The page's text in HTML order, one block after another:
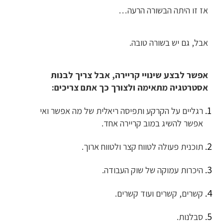
אז זו היתה הבשורה הרעה…
אבל, גם יש בשורה טובה.
אפשר לבצע שינויי קריירה, אבל צריך לבנות
אסטרטגיה מתאימה ולצורך כך אתם צריכים:
רגליים על הקרקע ותפיסה ריאלית של מה אפשר ואי
אפשר להשיג במוב קריירה אחד.
תוכנית פעולה לטווח קצר ולטווח ארוך.
היכרות עמוקה של שוק העבודה.
קשרים, קשרים ועוד קשרים.
סבלנות.